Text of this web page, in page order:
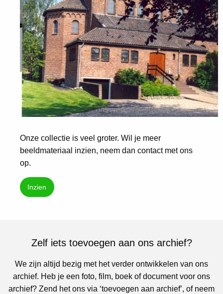
Onze collectie is veel groter. Wil je meer
beeldmateriaal inzien, neem dan contact met ons
op.
Inzien
Zelf iets toevoegen aan ons archief?
We zijn altijd bezig met het verder ontwikkelen van ons
archief. Heb je een foto, film, boek of document voor ons
archief? Zend het ons via ‘toevoegen aan archief’, of neem